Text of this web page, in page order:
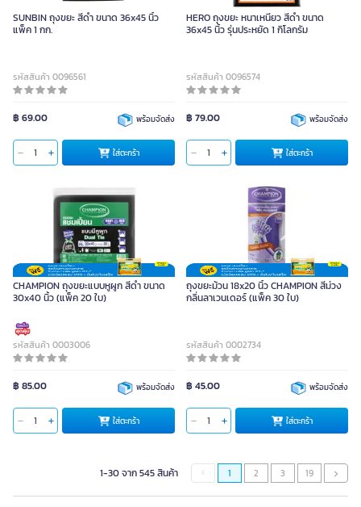
SUNBIN ถุงขยะ สีดำ ขนาด 36x45 นิ้ว
แพ็ค 1 กก.
รหัสสินค้า 0096561
฿ 69.00 พร้อมจัดส่ง
ใส่ตะกร้า
HERO ถุงขยะ หนาเหนียว สีดำ ขนาด
36x45 นิ้ว รุ่นประหยัด 1 กิโลกรัม
รหัสสินค้า 0096574
฿ 79.00 พร้อมจัดส่ง
ใส่ตะกร้า
CHAMPION ถุงขยะแบบหูผูก สีดำ ขนาด
30x40 นิ้ว (แพ็ค 20 ใบ)
รหัสสินค้า 0003006
฿ 85.00 พร้อมจัดส่ง
ใส่ตะกร้า
ถุงขยะม้วน 18x20 นิ้ว CHAMPION สีม่วง
กลิ่นลาเวนเดอร์ (แพ็ค 30 ใบ)
รหัสสินค้า 0002734
฿ 45.00 พร้อมจัดส่ง
ใส่ตะกร้า
1-30 จาก 545 สินค้า 1 2 3 19